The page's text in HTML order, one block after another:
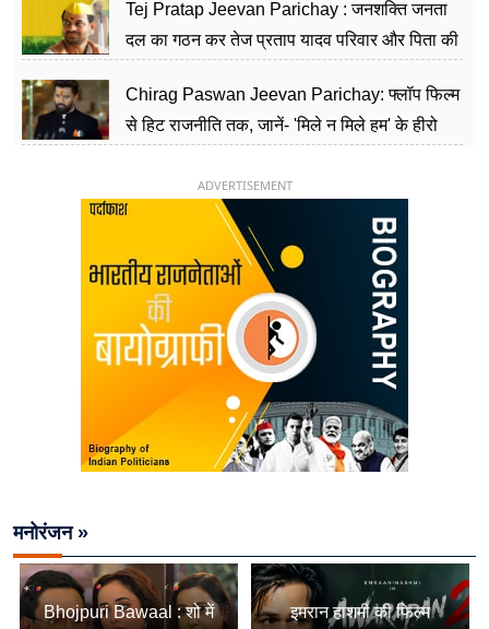
Tej Pratap Jeevan Parichay : जनशक्ति जनता
दल का गठन कर तेज प्रताप यादव परिवार और पिता की
Chirag Paswan Jeevan Parichay: फ्लॉप फिल्म
से हिट राजनीति तक, जानें- 'मिले न मिले हम' के हीरो
ADVERTISEMENT
मनोरंजन »
Bhojpuri Bawaal : शो में
इमरान हाशमी की फिल्म